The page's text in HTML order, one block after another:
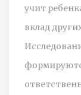
учит
вклад